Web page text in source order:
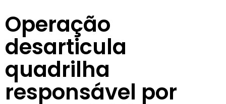
Operação
desarticula
quadrilha
responsável por